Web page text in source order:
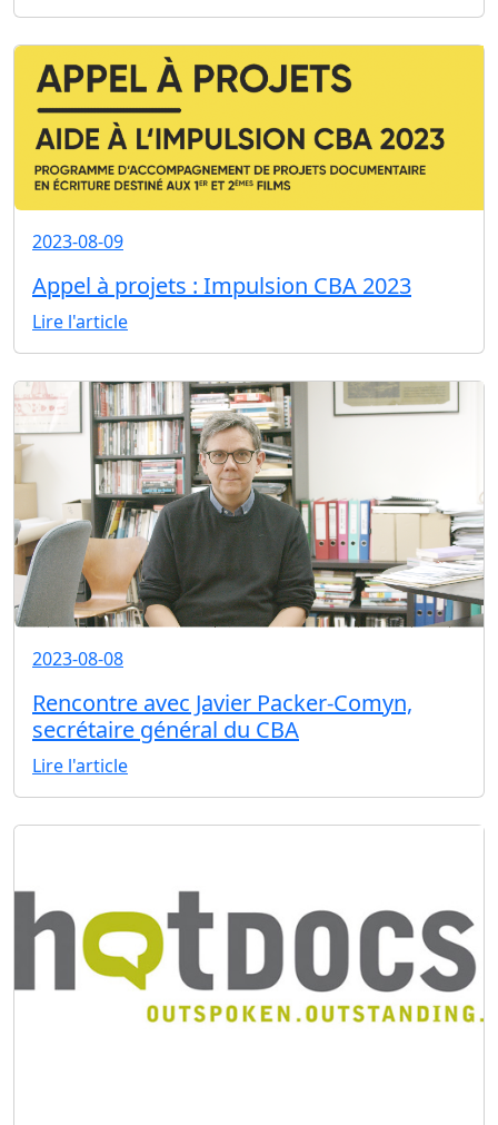
2023-08-09
Appel à projets : Impulsion CBA 2023
Lire l'article
2023-08-08
Rencontre avec Javier Packer-Comyn,
secrétaire général du CBA
Lire l'article